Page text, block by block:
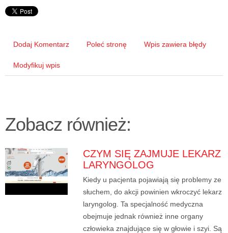
Dodaj Komentarz Poleć stronę Wpis zawiera błędy
Modyfikuj wpis
Zobacz również:
CZYM SIĘ ZAJMUJE LEKARZ
LARYNGOLOG
Kiedy u pacjenta pojawiają się problemy ze
słuchem, do akcji powinien wkroczyć lekarz
laryngolog. Ta specjalność medyczna
obejmuje jednak również inne organy
człowieka znajdujące się w głowie i szyi. Są